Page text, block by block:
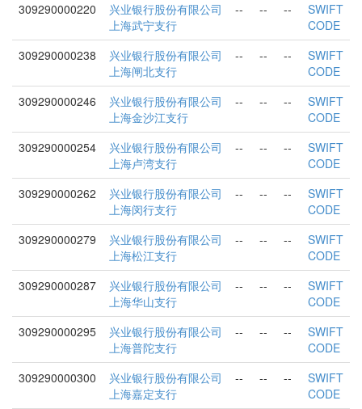
309290000220
兴业银行股份有限公司
上海武宁支行
-- -- --
SWIFT
CODE
309290000238
兴业银行股份有限公司
上海闸北支行
-- -- --
SWIFT
CODE
309290000246
兴业银行股份有限公司
上海金沙江支行
-- -- --
SWIFT
CODE
309290000254
兴业银行股份有限公司
上海卢湾支行
-- -- --
SWIFT
CODE
309290000262
兴业银行股份有限公司
上海闵行支行
-- -- --
SWIFT
CODE
309290000279
兴业银行股份有限公司
上海松江支行
-- -- --
SWIFT
CODE
309290000287
兴业银行股份有限公司
上海华山支行
-- -- --
SWIFT
CODE
309290000295
兴业银行股份有限公司
上海普陀支行
-- -- --
SWIFT
CODE
309290000300
兴业银行股份有限公司
上海嘉定支行
-- -- --
SWIFT
CODE